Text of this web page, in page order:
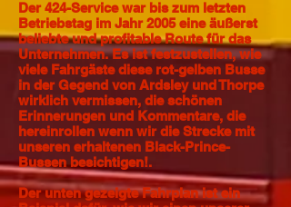
Der 424-Service war bis zum letzten
Betriebstag im Jahr 2005 eine äußerst
beliebte und profitable Route für das
Unternehmen. Es ist festzustellen, wie
viele Fahrgäste diese rot-gelben Busse
in der Gegend von Ardsley und Thorpe
wirklich vermissen, die schönen
Erinnerungen und Kommentare, die
hereinrollen wenn wir die Strecke mit
unseren erhaltenen Black-Prince-
Bussen besichtigen!.
Der unten gezeigte Fahrplan ist ein